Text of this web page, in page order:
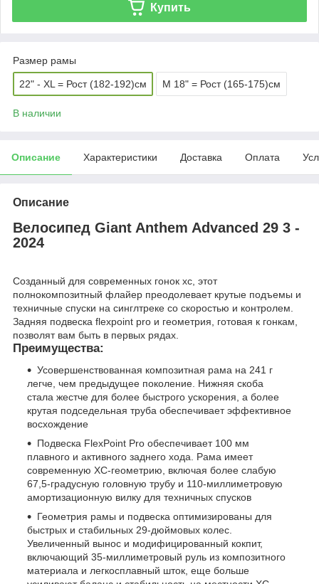
Купить
Размер рамы
22" - XL = Рост (182-192)см M 18" = Рост (165-175)см
В наличии
Описание Характеристики Доставка Оплата
Описание
Велосипед Giant Anthem Advanced 29 3 -
2024
Созданный для современных гонок xc, этот
полнокомпозитный флайер преодолевает крутые подъемы и
техничные спуски на синглтреке со скоростью и контролем.
Задняя подвеска flexpoint pro и геометрия, готовая к гонкам,
позволят вам быть в первых рядах.
Преимущества:
Усовершенствованная композитная рама на 241 г
легче, чем предыдущее поколение. Нижняя скоба
стала жестче для более быстрого ускорения, а более
крутая подседельная труба обеспечивает эффективное
восхождение
Подвеска FlexPoint Pro обеспечивает 100 мм
плавного и активного заднего хода. Рама имеет
современную XC-геометрию, включая более слабую
67,5-градусную головную трубу и 110-миллиметровую
амортизационную вилку для техничных спусков
Геометрия рамы и подвеска оптимизированы для
быстрых и стабильных 29-дюймовых колес.
Увеличенный вынос и модифицированный кокпит,
включающий 35-миллиметровый руль из композитного
материала и легкосплавный шток, еще больше